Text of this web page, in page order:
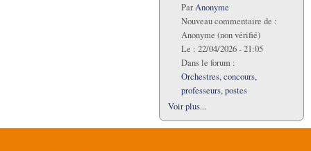
ParAnonyme
Nouveau commentaire de :
Anonyme (non vérifié)
Le : 22/04/2026 - 21:05
Dans le forum :
Orchestres, concours,
professeurs, postes
Voir plus...